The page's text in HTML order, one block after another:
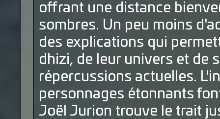
offrant une distance
sombres. Un peu moins
des explications qui
dhizi, de leur univers et de
répercussions actuelles.
personnages étonnants
Joël Jurion trouve le trait